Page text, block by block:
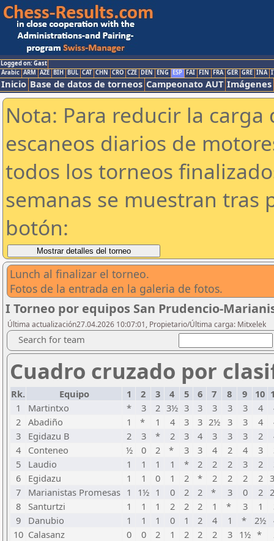
Logged on: Gast
Arabic ARM AZE BIH BUL CAT CHN CRO CZE DEN ENG ESP FAI FIN FRA GER GRE INA
Inicio Base de datos de torneos Campeonato AUT Imágenes
Nota: Para reducir la
escaneos diarios de
todos los torneos
semanas se muestran tras
botón:
Lunch al finalizar el torneo.
Fotos de la entrada en la galeria de fotos.
I Torneo por equipos San Prudencio-
Última actualización27.04.2026 10:07:01, Propietario/Última carga: Mitxelek
Search for team
Cuadro cruzado por
Rk. Equipo 1 2 3 4 5 6 7 8 9 10
1
Martintxo * 3 2 3½ 3 3 3 3 3 4
2 Abadiño 1 * 1 4 3 3 2½ 3 3 4
3
Egidazu B 2 3 * 2 3 4 3 3 3 2
4
Conteneo ½ 0 2 * 3 3 4 2 4 3
5
Laudio 1 1 1 1 * 2 2 2 3 2
6
Egidazu 1 1 0 1 2 * 2 2 2 2
7
Marianistas Promesas 1 1½ 1 0 2 2 * 3 0 2
8
Santurtzi 1 1 1 2 2 2 1 * 3 1
9
Danubio 1 1 1 0 1 2 4 1 * 2½
10 Calasanz 0 0 2 1 2 2 2 3 1½ *